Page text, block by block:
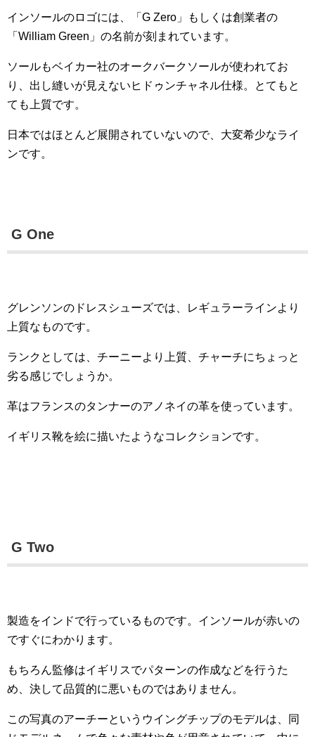
インソールのロゴには、「G Zero」もしくは創業者の
「William Green」の名前が刻まれています。
ソールもベイカー社のオークバークソールが使われてお
り、出し縫いが見えないヒドゥンチャネル仕様。とてもと
ても上質です。
日本ではほとんど展開されていないので、大変希少なライ
ンです。
G One
グレンソンのドレスシューズでは、レギュラーラインより
上質なものです。
ランクとしては、チーニーより上質、チャーチにちょっと
劣る感じでしょうか。
革はフランスのタンナーのアノネイの革を使っています。
イギリス靴を絵に描いたようなコレクションです。
G Two
製造をインドで行っているものです。インソールが赤いの
ですぐにわかります。
もちろん監修はイギリスでパターンの作成などを行うた
め、決して品質的に悪いものではありません。
この写真のアーチーというウイングチップのモデルは、同